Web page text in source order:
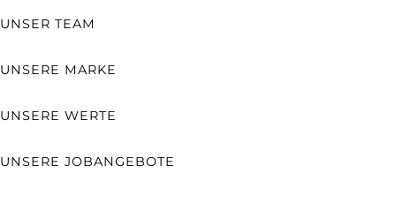
UNSER TEAM
UNSERE MARKE
UNSERE WERTE
UNSERE JOBANGEBOTE